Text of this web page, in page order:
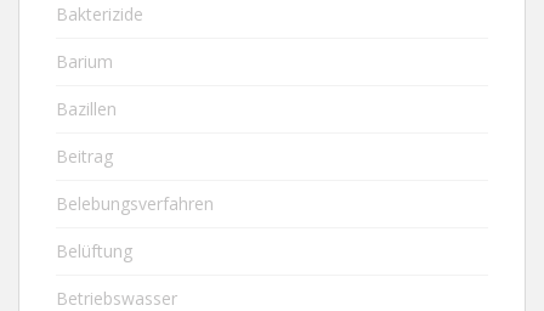
Bakterizide
Barium
Bazillen
Beitrag
Belebungsverfahren
Belüftung
Betriebswasser